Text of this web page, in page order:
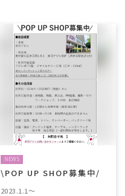
NEWS
\POP UP SHOP募集中/
2023.1.1～